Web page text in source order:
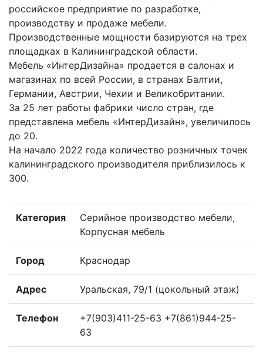
российское предприятие по разработке,
производству и продаже мебели.
Производственные мощности базируются на трех
площадках в Калининградской области.
Мебель «ИнтерДизайна» продается в салонах и
магазинах по всей России, в странах Балтии,
Германии, Австрии, Чехии и Великобритании.
За 25 лет работы фабрики число стран, где
представлена мебель «ИнтерДизайн», увеличилось
до 20.
На начало 2022 года количество розничных точек
калининградского производителя приблизилось к
300.
Категория
Серийное производство мебели,
Корпусная мебель
Город Краснодар
Адрес Уральская, 79/1 (цокольный этаж)
Телефон
+7(903)411-25-63 +7(861)944-25-
63